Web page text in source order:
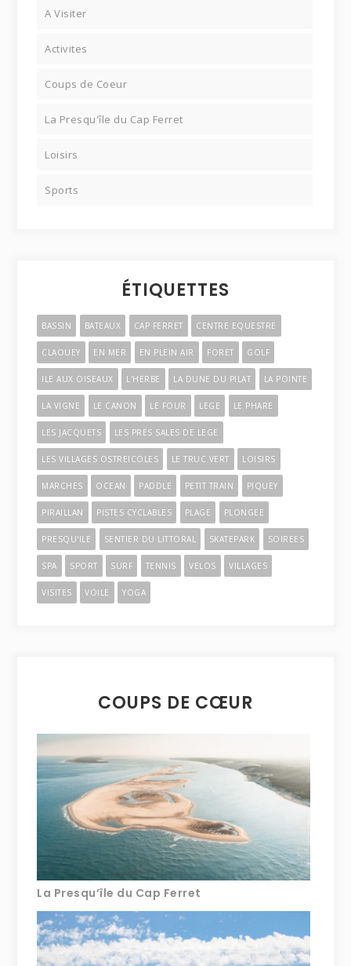
A Visiter
Activites
Coups de Coeur
La Presqu'île du Cap Ferret
Loisirs
Sports
ÉTIQUETTES
BASSIN BATEAUX CAP FERRET CENTRE EQUESTRE
CLAOUEY EN MER EN PLEIN AIR FORET GOLF
ILE AUX OISEAUX L'HERBE LA DUNE DU PILAT LA POINTE
LA VIGNE LE CANON LE FOUR LEGE LE PHARE
LES JACQUETS LES PRES SALES DE LEGE
LES VILLAGES OSTREICOLES LE TRUC VERT LOISIRS
MARCHES OCEAN PADDLE PETIT TRAIN PIQUEY
PIRAILLAN PISTES CYCLABLES PLAGE PLONGEE
PRESQU'ILE SENTIER DU LITTORAL SKATEPARK SOIREES
SPA SPORT SURF TENNIS VELOS VILLAGES
VISITES VOILE YOGA
COUPS DE CŒUR
La Presqu’île du Cap Ferret